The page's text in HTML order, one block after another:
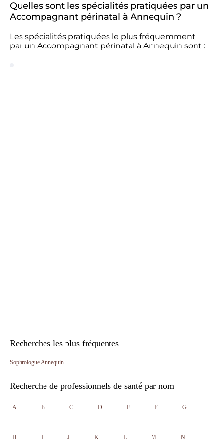
Quelles sont les spécialités pratiquées par un
Accompagnant périnatal à Annequin ?
Les spécialités pratiquées le plus fréquemment
par un Accompagnant périnatal à Annequin sont :
Recherches les plus fréquentes
Sophrologue Annequin
Recherche de professionnels de santé par nom
A B C D E F G
H I J K L M N